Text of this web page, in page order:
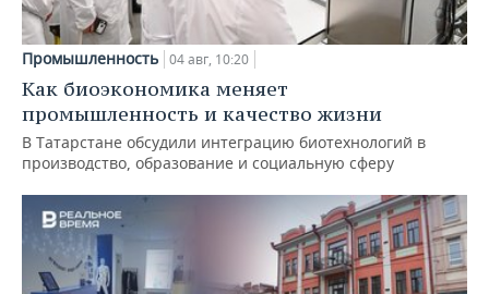
Промышленность 04 авг, 10:20
Как биоэкономика меняет
промышленность и качество жизни
В Татарстане обсудили интеграцию биотехнологий в
производство, образование и социальную сферу